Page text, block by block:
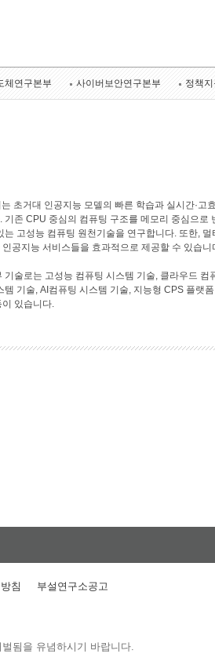
체연구본부 사이버보안연구본부 정책
초거대 인공지능 모델의 빠른 학습과 실시간·
기존 CPU 중심의 컴퓨팅 구조를 메모리 중심으
는 고성능 컴퓨팅 원천기술을 연구합니다. 또한,
공지능 서비스들을 효과적으로 제공할 수 있습니
기술로는 고성능 컴퓨팅 시스템 기술, 클라우드
템 기술, AI컴퓨팅 시스템 기술, 지능형 CPS 플랫
있습니다.
침 부설연구소공고
됨을 유념하시기 바랍니다.